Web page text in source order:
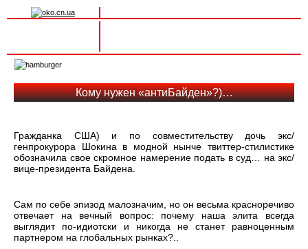
navigation
Кому нужен «антиБайден»?)…
Гражданка США) и по совместительству дочь экс/
генпрокурора Шокина в модной нынче твиттер-стилистике
обозначила свое скромное намерение подать в суд… на экс/
вице-президента Байдена.
Сам по себе эпизод малозначим, но он весьма красноречиво
отвечает на вечный вопрос: почему наша элита всегда
выглядит по-идиотски и никогда не станет равноценным
партнером на глобальных рынках?..